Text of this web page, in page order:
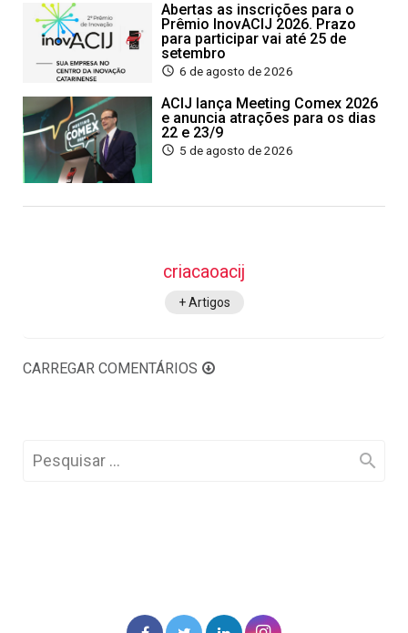
Abertas as inscrições para o
Prêmio InovACIJ 2026. Prazo
para participar vai até 25 de
setembro
6 de agosto de 2026
ACIJ lança Meeting Comex 2026
e anuncia atrações para os dias
22 e 23/9
5 de agosto de 2026
criacaoacij
+ Artigos
CARREGAR COMENTÁRIOS